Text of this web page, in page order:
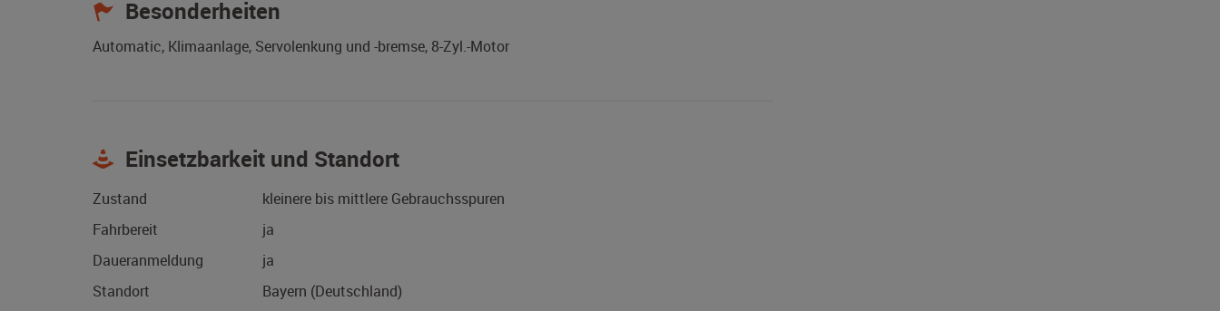
Besonderheiten
Automatic, Klimaanlage, Servolenkung und -bremse, 8-Zyl.-Motor
Einsetzbarkeit und Standort
Zustand
kleinere bis mittlere Gebrauchsspuren
Fahrbereit
ja
Daueranmeldung
ja
Standort
Bayern (Deutschland)